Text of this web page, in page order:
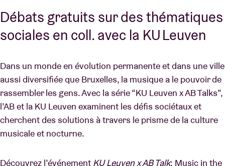
ABtv
Chèque-concert
À propos de l'AB
Contact
Débats gratuits sur des thématiques
sociales en coll. avec la KU Leuven
Dans un monde en évolution permanente et dans une ville
aussi diversifiée que Bruxelles, la musique a le pouvoir de
rassembler les gens. Avec la série “KU Leuven x AB Talks”,
l’AB et la KU Leuven examinent les défis sociétaux et
cherchent des solutions à travers le prisme de la culture
musicale et nocturne.
Découvrez l’événement KU Leuven x AB Talk: Music in the